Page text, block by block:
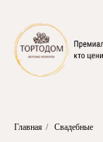
Главная / Свадебные